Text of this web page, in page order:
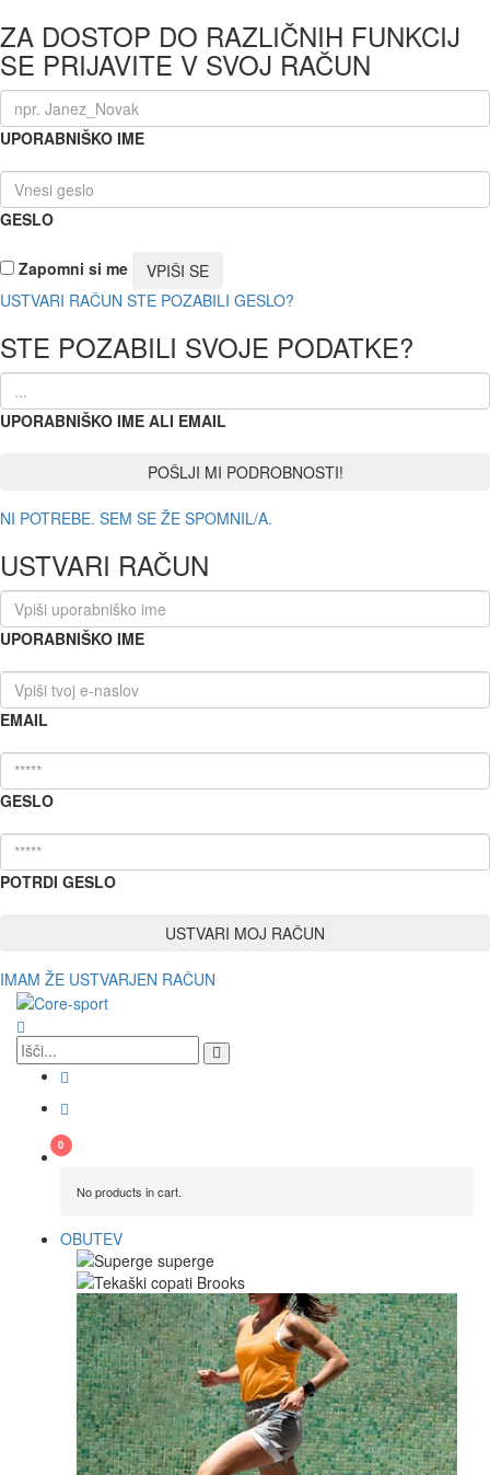
ZA DOSTOP DO RAZLIČNIH FUNKCIJ
SE PRIJAVITE V SVOJ RAČUN
UPORABNIŠKO IME
GESLO
Zapomni si me
USTVARI RAČUN STE POZABILI GESLO?
STE POZABILI SVOJE PODATKE?
UPORABNIŠKO IME ALI EMAIL
NI POTREBE. SEM SE ŽE SPOMNIL/A.
USTVARI RAČUN
UPORABNIŠKO IME
EMAIL
GESLO
POTRDI GESLO
IMAM ŽE USTVARJEN RAČUN
No products in cart.
OBUTEV